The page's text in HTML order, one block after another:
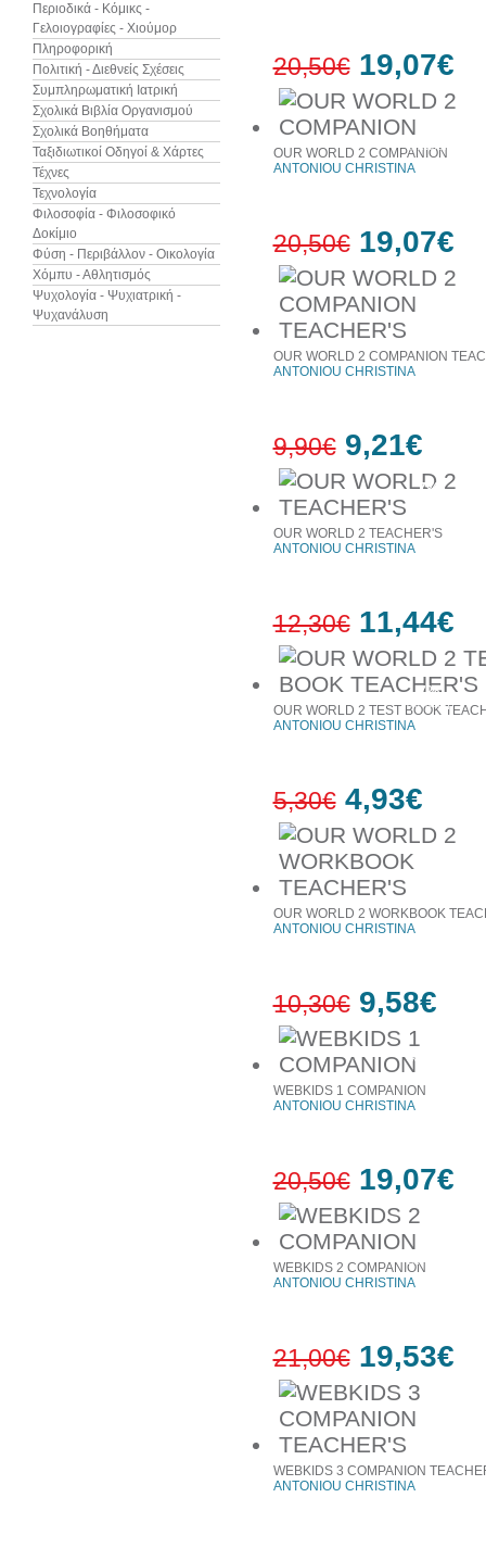
Περιοδικά - Κόμικς -
Γελοιογραφίες - Χιούμορ
Πληροφορική
Πολιτική - Διεθνείς Σχέσεις
Συμπληρωματική Ιατρική
Σχολικά Βιβλία Οργανισμού
Σχολικά Βοηθήματα
Ταξιδιωτικοί Οδηγοί & Χάρτες
Τέχνες
Τεχνολογία
Φιλοσοφία - Φιλοσοφικό
Δοκίμιο
Φύση - Περιβάλλον - Οικολογία
Χόμπυ - Αθλητισμός
Ψυχολογία - Ψυχιατρική -
Ψυχανάλυση
έκπτωση
20,50€ 19,07€
OUR WORLD 2 COMPANION
ANTONIOU CHRISTINA
20,50€ 19,07€
7%
OUR WORLD 2 COMPANION
ANTONIOU CHRISTINA
9,90€ 9,21€
7%
έκπτωση
OUR WORLD 2 TEACHER'S
ANTONIOU CHRISTINA
12,30€ 11,44€
OUR WORLD 2 TEST BOOK
ANTONIOU CHRISTINA
5,30€ 4,93€
7%
έκπτωση
OUR WORLD 2 WORKBOOK
ANTONIOU CHRISTINA
10,30€ 9,58€
έκπτωση
WEBKIDS 1 COMPANION
ANTONIOU CHRISTINA
20,50€ 19,07€
WEBKIDS 2 COMPANION
ANTONIOU CHRISTINA
21,00€ 19,53€
WEBKIDS 3 COMPANION
ANTONIOU CHRISTINA